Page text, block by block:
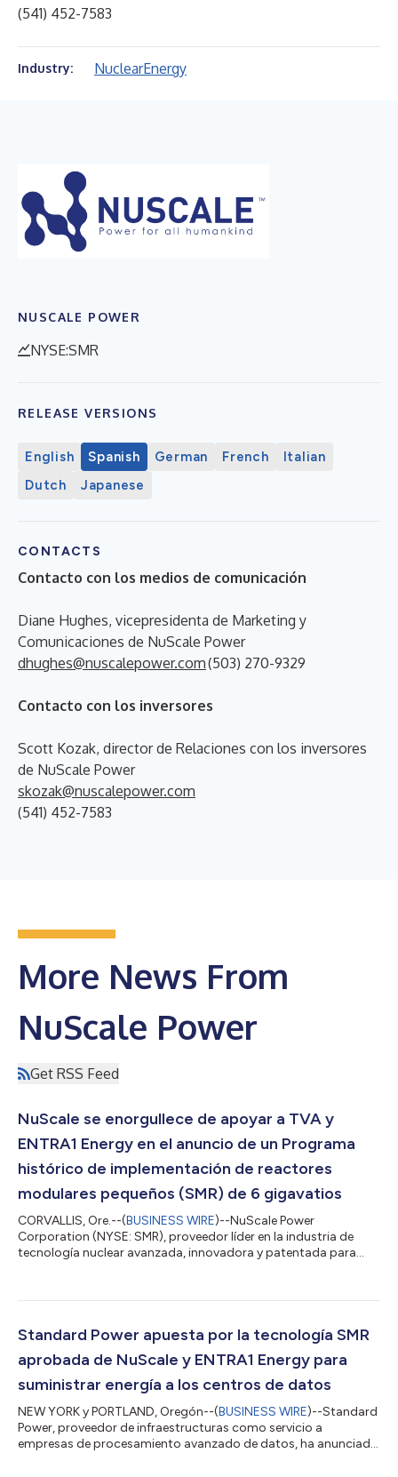
(541) 452-7583
Industry: NuclearEnergy
NUSCALE POWER
NYSE:SMR
RELEASE VERSIONS
English Spanish German French
Italian
Dutch
Japanese
CONTACTS
Contacto con los medios de comunicación
Diane Hughes, vicepresidenta de Marketing y
Comunicaciones de NuScale Power
dhughes@nuscalepower.com(503) 270-9329
Contacto con los inversores
Scott Kozak, director de Relaciones con los inversores
de NuScale Power
skozak@nuscalepower.com
(541) 452-7583
More News From
NuScale Power
Get RSS Feed
NuScale se enorgullece de apoyar a TVA y
ENTRA1 Energy en el anuncio de un Programa
histórico de implementación de reactores
modulares pequeños (SMR) de 6 gigavatios
CORVALLIS, Ore.--(BUSINESS WIRE)--NuScale Power
Corporation (NYSE: SMR), proveedor líder en la industria de
tecnología nuclear avanzada, innovadora y patentada para
estadounidense de ENTRA1 Energy con la Tennessee Valley
capacidad SMR de NuScale en la región de servicio de la TVA,
que abarca siete estados; esto supone el m...
Standard Power apuesta por la tecnología SMR
aprobada de NuScale y ENTRA1 Energy para
suministrar energía a los centros de datos
NEW YORK y PORTLAND, Oregón--(BUSINESS WIRE)--Standard
Power, proveedor de infraestructuras como servicio a
empresas de procesamiento avanzado de datos, ha anunciado